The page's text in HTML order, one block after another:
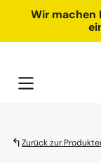
springenWir machen
Zurück zur